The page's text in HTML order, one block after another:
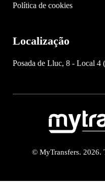
Política de cookies
Localização
Posada de Lluc, 8 - Local 4
© MyTransfers. 2026.